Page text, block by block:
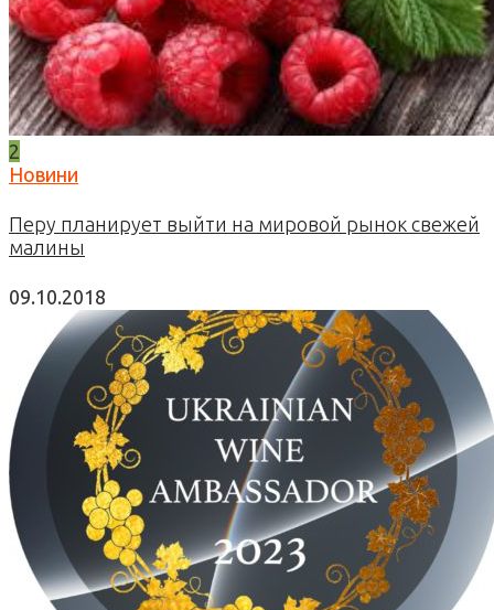
2
Новини
Перу планирует выйти на мировой рынок свежей
малины
09.10.2018